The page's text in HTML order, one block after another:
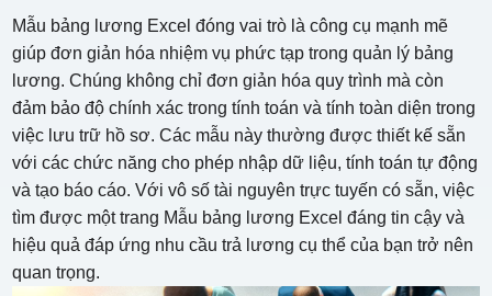
Mẫu bảng lương Excel đóng vai trò là công cụ mạnh mẽ
giúp đơn giản hóa nhiệm vụ phức tạp trong quản lý bảng
lương. Chúng không chỉ đơn giản hóa quy trình mà còn
đảm bảo độ chính xác trong tính toán và tính toàn diện trong
việc lưu trữ hồ sơ. Các mẫu này thường được thiết kế sẵn
với các chức năng cho phép nhập dữ liệu, tính toán tự động
và tạo báo cáo. Với vô số tài nguyên trực tuyến có sẵn, việc
tìm được một trang Mẫu bảng lương Excel đáng tin cậy và
hiệu quả đáp ứng nhu cầu trả lương cụ thể của bạn trở nên
quan trọng.